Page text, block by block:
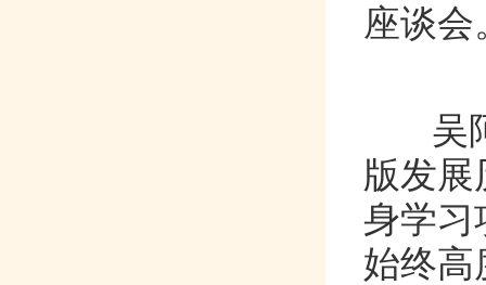
座谈会
吴阿
版发展
身学习
始终高